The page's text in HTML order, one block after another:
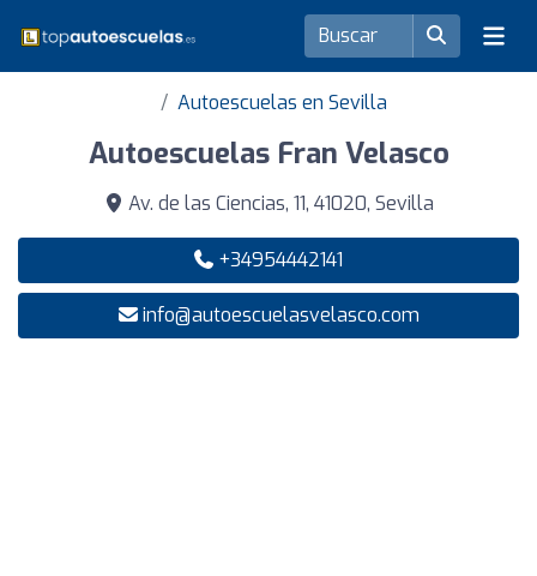
Autoescuelas en Sevilla
Autoescuelas Fran Velasco
Av. de las Ciencias, 11, 41020, Sevilla
+34954442141
info@autoescuelasvelasco.com